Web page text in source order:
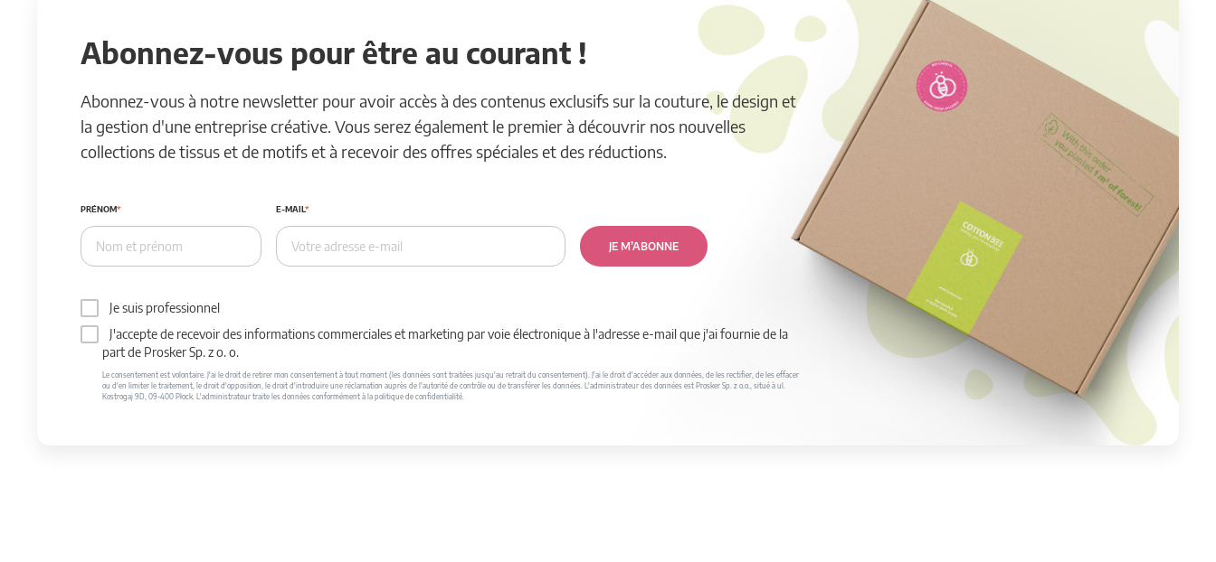
Abonnez-vous pour être au courant !
Abonnez-vous à notre newsletter pour avoir accès à des contenus exclusifs sur la couture, le design et
la gestion d'une entreprise créative. Vous serez également le premier à découvrir nos nouvelles
collections de tissus et de motifs et à recevoir des offres spéciales et des réductions.
PRÉNOM E-MAIL
JE M’ABONNE
Je suis professionnel
J'accepte de recevoir des informations commerciales et marketing par voie électronique à l'adresse e-mail que j'ai fournie de la
part de Prosker Sp. z o. o.
Le consentement est volontaire. J'ai le droit de retirer mon consentement à tout moment (les données sont traitées jusqu'au retrait du consentement). J'ai le droit d'accéder aux données, de les rectifier, de les effacer
ou d'en limiter le traitement, le droit d'opposition, le droit d'introduire une réclamation auprès de l'autorité de contrôle ou de transférer les données. L'administrateur des données est Prosker Sp. z o.o., situé à ul.
Kostrogaj 9D, 09-400 Płock. L'administrateur traite les données conformément à la politique de confidentialité.